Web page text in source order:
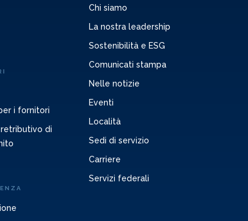
i fornitori
di
Chi siamo
La nostra leadership
Sostenibilità e ESG
Comunicati stampa
Nelle notizie
Eventi
Località
Sedi di servizio
Carriere
Servizi federali